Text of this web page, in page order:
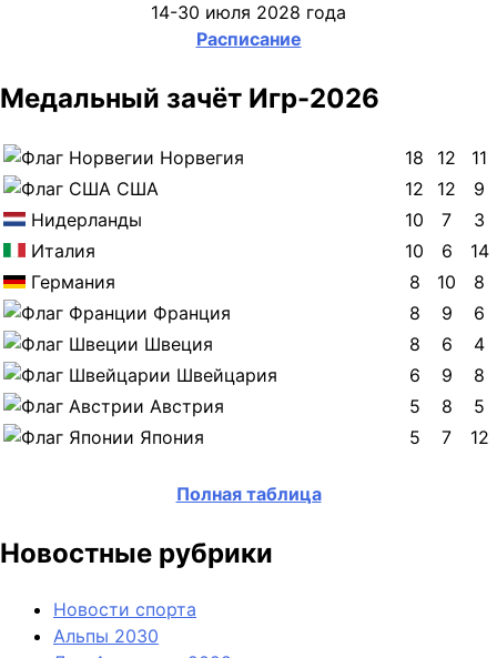
14-30 июля 2028 года
Расписание
Медальный зачёт Игр-2026
Норвегия 18 12
11
США
12 12
9
Нидерланды
10 7
3
Италия
10 6
14
Германия
8 10
8
Франция
8 9
6
Швеция
8 6
4
Швейцария
6 9
8
Австрия
5 8
5
Япония
5 7 12
Полная таблица
Новостные рубрики
Новости спорта
Альпы 2030